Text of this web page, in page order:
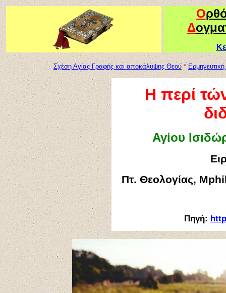
Ο
Δ
Σχέση Αγίας Γραφής και αποκάλυψης Θεού *
Η περί
Αγίου
Πτ. Θεολογίας,
Πηγή: